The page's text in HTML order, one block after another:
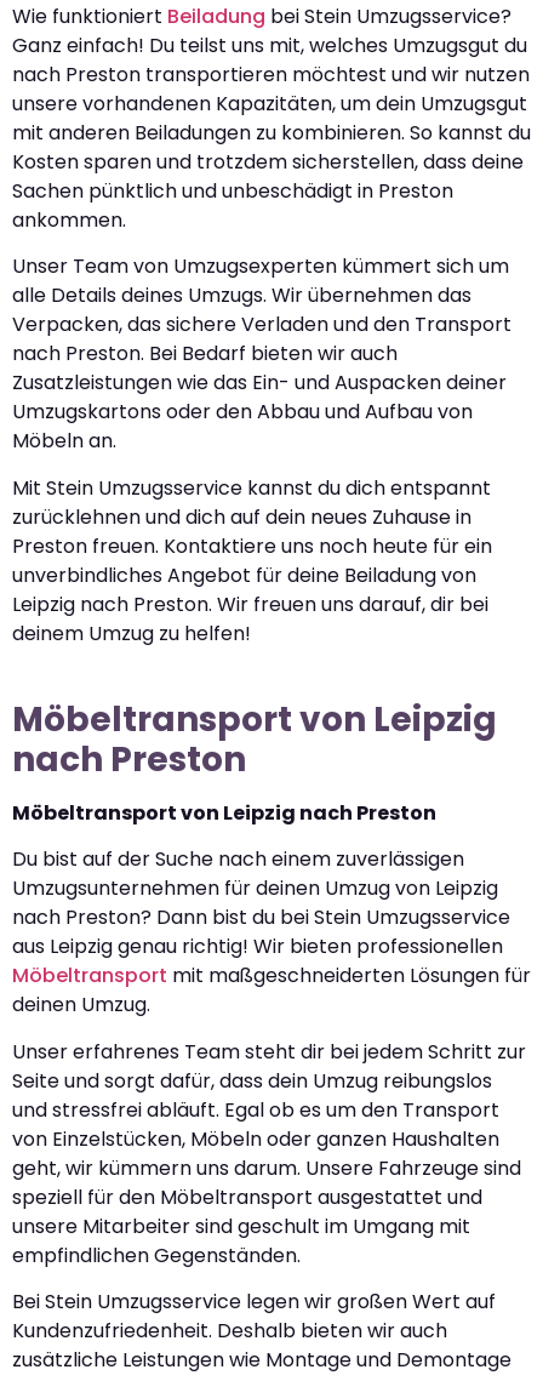
Wie funktioniert Beiladung bei Stein Umzugsservice?
Ganz einfach! Du teilst uns mit, welches Umzugsgut du
nach Preston transportieren möchtest und wir nutzen
unsere vorhandenen Kapazitäten, um dein Umzugsgut
mit anderen Beiladungen zu kombinieren. So kannst du
Kosten sparen und trotzdem sicherstellen, dass deine
Sachen pünktlich und unbeschädigt in Preston
ankommen.
Unser Team von Umzugsexperten kümmert sich um
alle Details deines Umzugs. Wir übernehmen das
Verpacken, das sichere Verladen und den Transport
nach Preston. Bei Bedarf bieten wir auch
Zusatzleistungen wie das Ein- und Auspacken deiner
Umzugskartons oder den Abbau und Aufbau von
Möbeln an.
Mit Stein Umzugsservice kannst du dich entspannt
zurücklehnen und dich auf dein neues Zuhause in
Preston freuen. Kontaktiere uns noch heute für ein
unverbindliches Angebot für deine Beiladung von
Leipzig nach Preston. Wir freuen uns darauf, dir bei
deinem Umzug zu helfen!
Möbeltransport von Leipzig
nach Preston
Möbeltransport von Leipzig nach Preston
Du bist auf der Suche nach einem zuverlässigen
Umzugsunternehmen für deinen Umzug von Leipzig
nach Preston? Dann bist du bei Stein Umzugsservice
aus Leipzig genau richtig! Wir bieten professionellen
Möbeltransport mit maßgeschneiderten Lösungen für
deinen Umzug.
Unser erfahrenes Team steht dir bei jedem Schritt zur
Seite und sorgt dafür, dass dein Umzug reibungslos
und stressfrei abläuft. Egal ob es um den Transport
von Einzelstücken, Möbeln oder ganzen Haushalten
geht, wir kümmern uns darum. Unsere Fahrzeuge sind
speziell für den Möbeltransport ausgestattet und
unsere Mitarbeiter sind geschult im Umgang mit
empfindlichen Gegenständen.
Bei Stein Umzugsservice legen wir großen Wert auf
Kundenzufriedenheit. Deshalb bieten wir auch
zusätzliche Leistungen wie Montage und Demontage